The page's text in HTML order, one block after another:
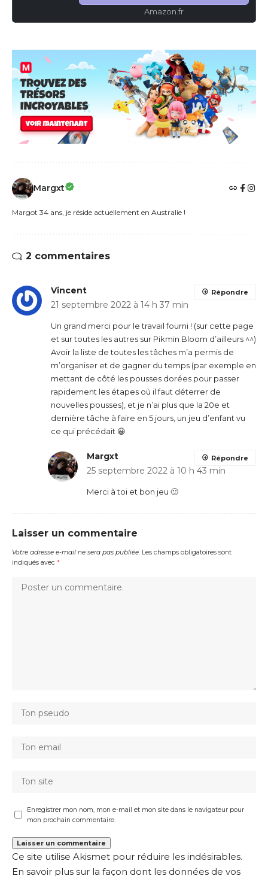
Amazon.fr
Margxt
Margot 34 ans, je réside actuellement en Australie !
2 commentaires
Vincent
21 septembre 2022 à 14 h 37 min
Un grand merci pour le travail fourni ! (sur cette page
et sur toutes les autres sur Pikmin Bloom d’ailleurs ^^)
Avoir la liste de toutes les tâches m’a permis de
m’organiser et de gagner du temps (par exemple en
mettant de côté les pousses dorées pour passer
rapidement les étapes où il faut déterrer de
nouvelles pousses), et je n’ai plus que la 20e et
dernière tâche à faire en 5 jours, un jeu d’enfant vu
ce qui précédait 😀
Répondre
Margxt
25 septembre 2022 à 10 h 43 min
Merci à toi et bon jeu 🙂
Répondre
Laisser un commentaire
Votre adresse e-mail ne sera pas publiée. Les champs obligatoires sont
indiqués avec *
Enregistrer mon nom, mon e-mail et mon site dans le navigateur pour
mon prochain commentaire.
Ce site utilise Akismet pour réduire les indésirables.
En savoir plus sur la façon dont les données de vos